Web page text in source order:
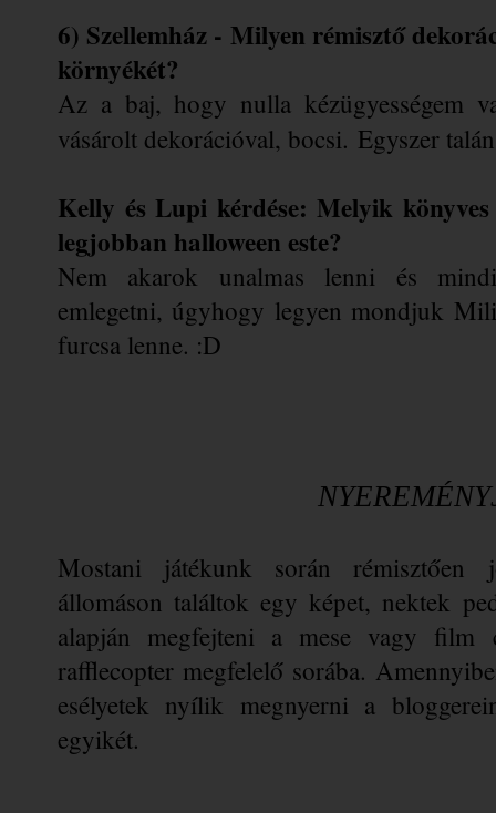
6) Szellemház - Milyen rémisztő
környékét?
Az a baj, hogy nulla kézügyességem
vásárolt dekorációval, bocsi. Egyszer
Kelly és Lupi kérdése: Melyik
legjobban halloween este?
Nem akarok unalmas lenni és
emlegetni, úgyhogy legyen mondjuk
furcsa lenne. :D
Mostani játékunk során
állomáson találtok egy képet, nektek
alapján megfejteni a mese vagy
rafflecopter megfelelő sorába.
esélyetek nyílik megnyerni a
egyikét.